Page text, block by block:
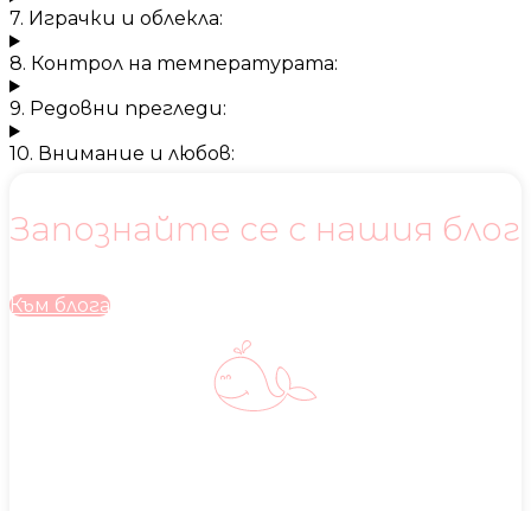
7. Играчки и облекла:
8. Контрол на температурата:
9. Редовни прегледи:
10. Внимание и любов:
Запознайте се с нашия блог
Към блога